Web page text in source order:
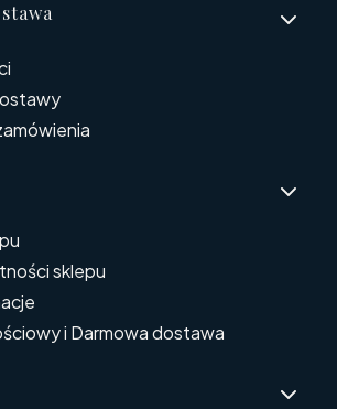
sklepu
i Darmowa dostawa